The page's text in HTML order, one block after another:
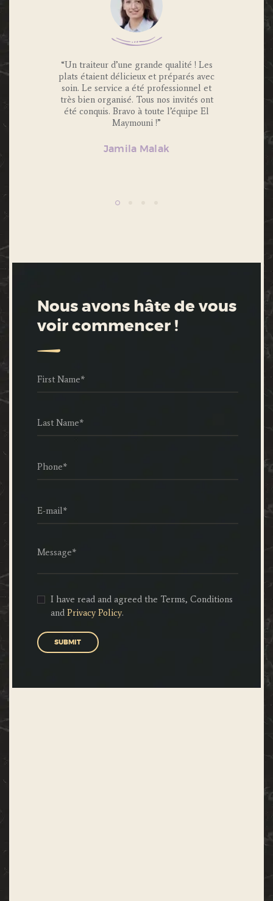
invités
“Un traiteur d’une grande qualité ! Les
plats étaient délicieux et préparés avec
soin. Le service a été professionnel et
très bien organisé. Tous nos invités ont
été conquis. Bravo à toute l’équipe El
Maymouni !”
Jamila Malak
“Nous
Nous avons hâte de vous
voir commencer !
I have read and agreed the Terms, Conditions
andPrivacy Policy.